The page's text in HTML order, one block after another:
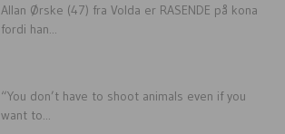
Allan Ørske (47) fra Volda er RASENDE på kona
fordi han...
“You don’t have to shoot animals even if you
want to...